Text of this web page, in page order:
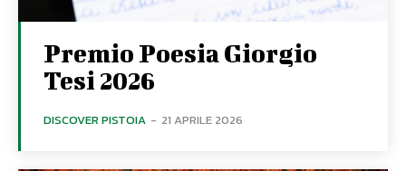
Premio Poesia Giorgio
Tesi 2026
DISCOVER PISTOIA - 21 APRILE 2026